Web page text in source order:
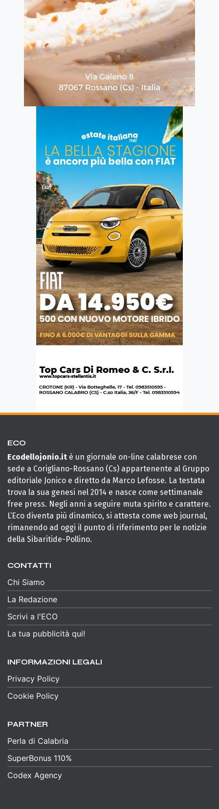
ECO
Ecodellojonio.it è un giornale on-line calabrese con
sede a Corigliano-Rossano (Cs) appartenente al Gruppo
editoriale Jonico e diretto da Marco Lefosse. La testata
trova la sua genesi nel 2014 e nasce come settimanale
free press. Negli anni a seguire muta spirito e carattere.
L’Eco diventa più dinamico, si attesta come web journal,
rimanendo ad oggi il punto di riferimento per le notizie
della Sibaritide-Pollino.
CONTATTI
Chi Siamo
La Redazione
Scrivi a l'ECO
La tua pubblicità qui!
INFORMAZIONI LEGALI
Privacy Policy
Cookie Policy
PARTNER
Perla di Calabria
SuperBonus 110%
Codex Agency